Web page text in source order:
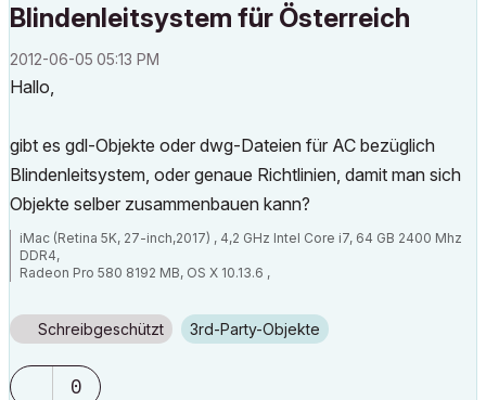
Blindenleitsystem für Österreich
‎2012-06-05 05:13 PM
Hallo,
gibt es gdl-Objekte oder dwg-Dateien für AC bezüglich
Blindenleitsystem, oder genaue Richtlinien, damit man sich
Objekte selber zusammenbauen kann?
iMac (Retina 5K, 27-inch,2017) , 4,2 GHz Intel Core i7, 64 GB 2400 Mhz
DDR4,
Radeon Pro 580 8192 MB, OS X 10.13.6 ,
Schreibgeschützt 3rd-Party-Objekte
0